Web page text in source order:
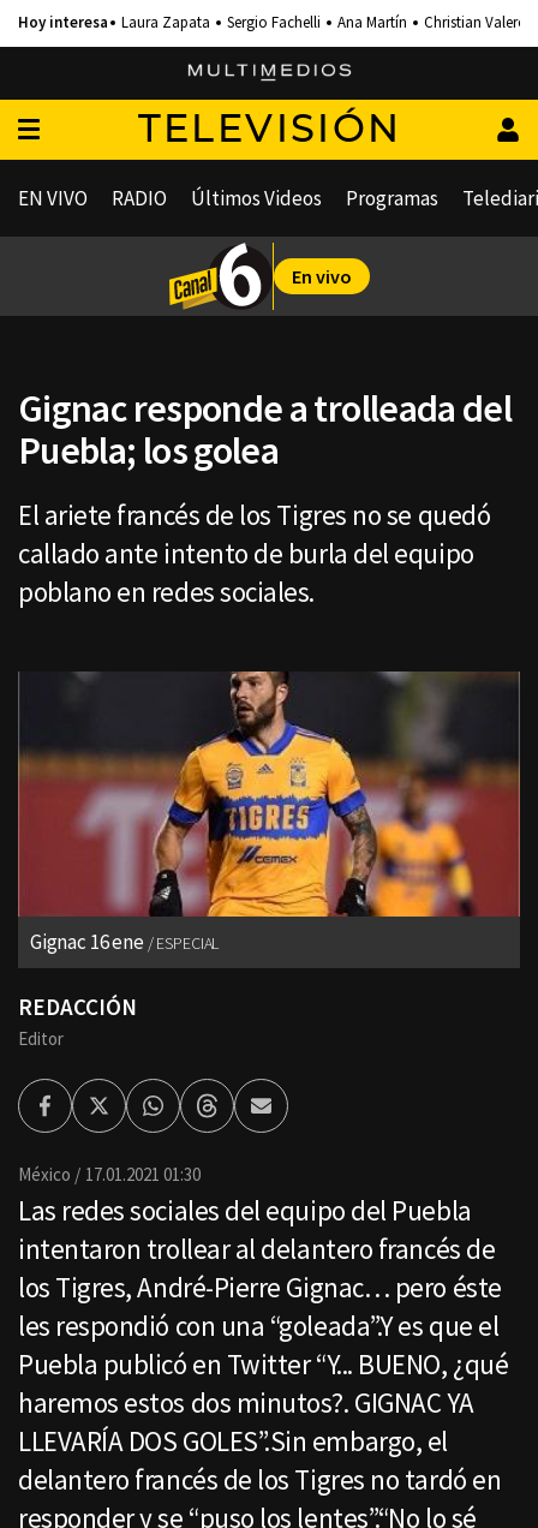
Laura Zapata Sergio Fachelli Ana Martín Christian Valero
TELEVISIÓN
EN VIVO RADIO Últimos Videos Programas
En vivo
Gignac responde a trolleada del
Puebla; los golea
El ariete francés de los Tigres no se quedó
callado ante intento de burla del equipo
poblano en redes sociales.
Gignac 16 ene ESPECIAL
REDACCIÓN
Editor
FacebookTwitterWhatsappThreadsEnviar
por
México 17.01.2021 01:30
Las redes sociales del equipo del Puebla
intentaron trollear al delantero francés de
los Tigres, André-Pierre Gignac… pero éste
les respondió con una “goleada”.Y es que el
Puebla publicó en Twitter “Y... BUENO, ¿qué
haremos estos dos minutos?. GIGNAC YA
LLEVARÍA DOS GOLES”.Sin embargo, el
delantero francés de los Tigres no tardó en
responder y se “puso los lentes”.“No lo sé